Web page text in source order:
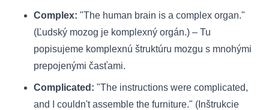
Complex: "The human brain is a complex organ."
(Ľudský mozog je komplexný orgán.) – Tu
popisujeme komplexnú štruktúru mozgu s mnohými
prepojenými časťami.
Complicated: "The instructions were complicated,
and I couldn't assemble the furniture." (Inštrukcie